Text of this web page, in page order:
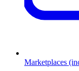
Marketplaces